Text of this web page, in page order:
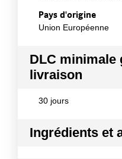
Pays d'origine
Union Européenne
DLC minimale
livraison
30 jours
Ingrédients et